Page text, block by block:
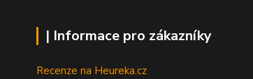
| Informace pro zákazníky
Recenze na Heureka.cz